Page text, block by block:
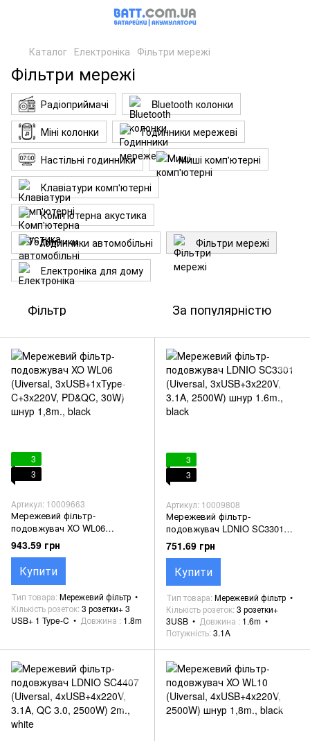
Каталог Електроніка Фільтри мережі
Фільтри мережі
Радіоприймачі
Bluetooth колонки
Міні колонки
Годинники мережеві
Настільні годинники
Миші комп'ютерні
Клавіатури комп'ютерні
Комп'ютерна акустика
Годинники автомобільні
Фільтри мережі
Електроніка для дому
Фільтр За популярністю
3
3
Артикул: 10009663
Мережевий фільтр-
подовжувач XO WL06
(Uiversal, 3xUSB+1xType-
C+3x220V, PD&QC, 30W) шнур
1,8m., black
943.59 грн
Купити
Тип товара Мережевий фільтр
Кількість розеток 3 розетки+ 3
USB+ 1 Type-C
Довжина 1.8m
3
3
Артикул: 10009808
Мережевий фільтр-
подовжувач LDNIO SC3301
(Uiversal, 3xUSB+3x220V, 3.1A,
2500W) шнур 1.6m., black
751.69 грн
Купити
Тип товара Мережевий фільтр
Кількість розеток 3 розетки+
3USB
Довжина
1.6m
Потужність 3.1A